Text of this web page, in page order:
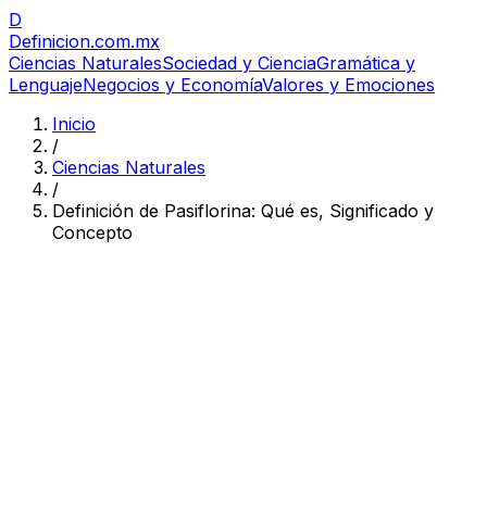
D
Definicion.com.mx
Ciencias NaturalesSociedad y CienciaGramática y
LenguajeNegocios y EconomíaValores y Emociones
Inicio
/
Ciencias Naturales
/
Definición de Pasiflorina: Qué es, Significado y
Concepto